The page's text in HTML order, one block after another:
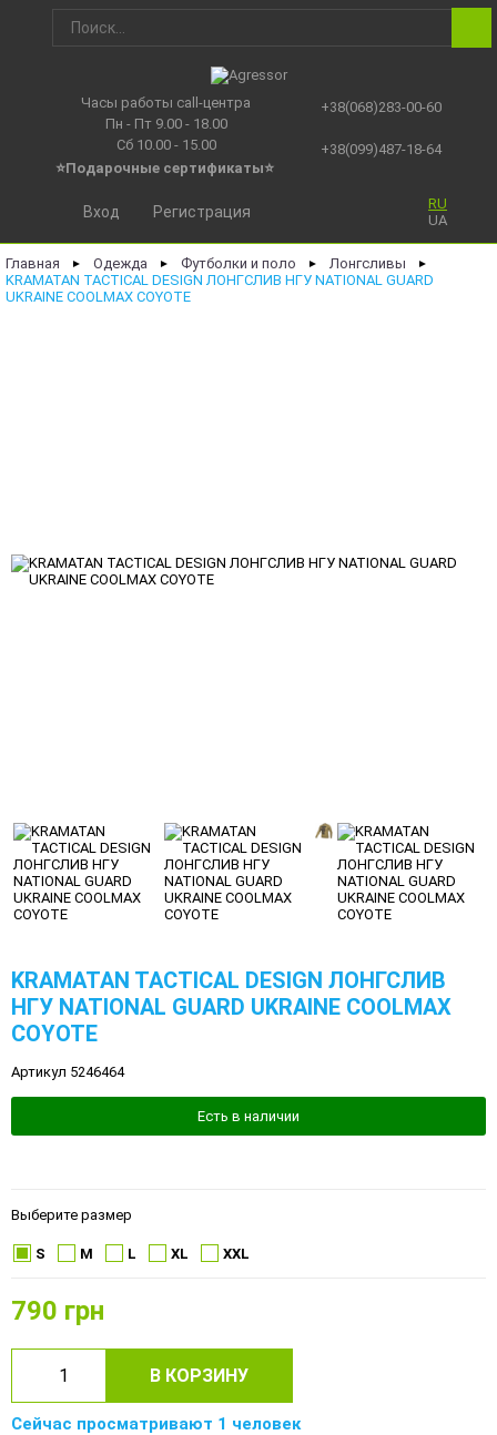
Часы работы call-центра
Пн - Пт 9.00 - 18.00
Сб 10.00 - 15.00
⭐Подарочные сертификаты⭐
+38(068)283-00-60
+38(099)487-18-64
RU
UA
Вход Регистрация
Главная ► Одежда ► Футболки и поло ► Лонгсливы ►
KRAMATAN TACTICAL DESIGN ЛОНГСЛИВ НГУ NATIONAL GUARD
UKRAINE COOLMAX COYOTE
KRAMATAN TACTICAL DESIGN ЛОНГСЛИВ
НГУ NATIONAL GUARD UKRAINE COOLMAX
COYOTE
Артикул 5246464
Есть в наличии
Выберите размер
S M L XL XXL
790 грн
В КОРЗИНУ
Сейчас просматривают 1 человек